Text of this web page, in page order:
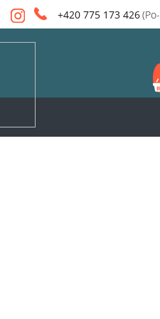
+420 775 173 426